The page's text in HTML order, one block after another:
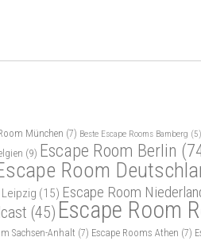
München (7) Beste Escape Rooms Bamberg (5)
(9) Escape Room Berlin
Room
(15) Escape Room
(45) Escape Room
Sachsen-Anhalt (7) Escape Rooms Athen (7)